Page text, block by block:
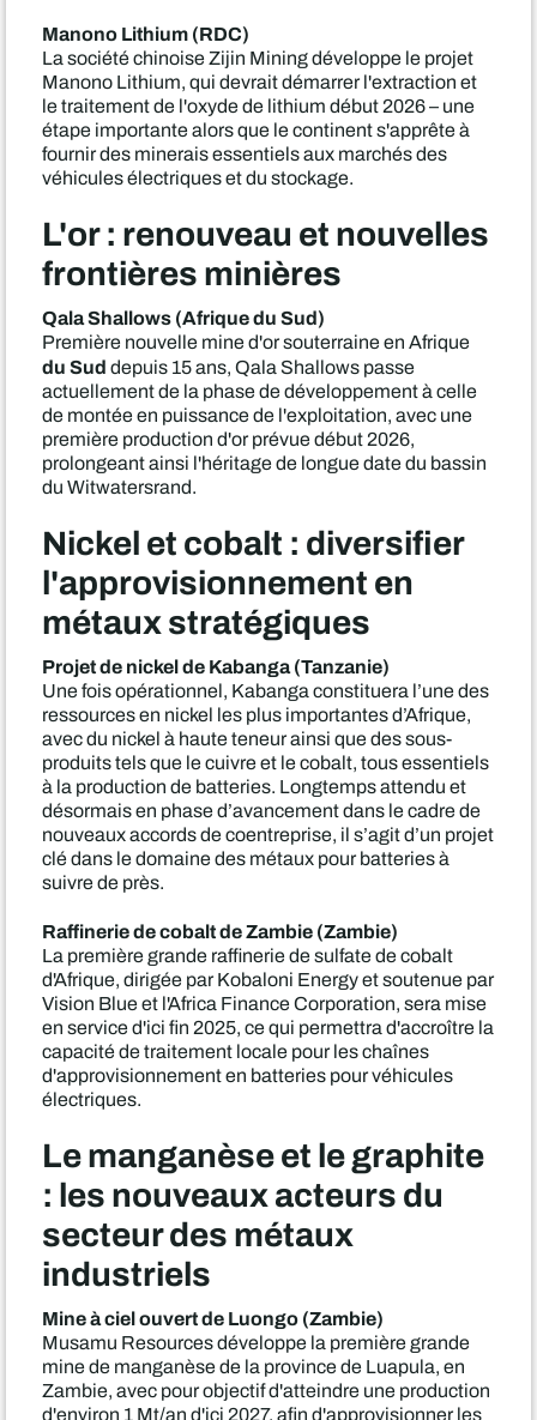
Manono Lithium (RDC)
La société chinoise Zijin Mining développe le projet
Manono Lithium, qui devrait démarrer l'extraction et
le traitement de l'oxyde de lithium début 2026 – une
étape importante alors que le continent s'apprête à
fournir des minerais essentiels aux marchés des
véhicules électriques et du stockage.
L'or : renouveau et nouvelles
frontières minières
Qala Shallows (Afrique du Sud)
Première nouvelle mine d'or souterraine en Afrique
du Suddepuis 15 ans, Qala Shallows passe
actuellement de la phase de développement à celle
de montée en puissance de l'exploitation, avec une
première production d'or prévue début 2026,
prolongeant ainsi l'héritage de longue date du bassin
du Witwatersrand.
Nickel et cobalt : diversifier
l'approvisionnement en
métaux stratégiques
Projet de nickel de Kabanga (Tanzanie)
Une fois opérationnel, Kabanga constituera l’une des
ressources en nickel les plus importantes d’Afrique,
avec du nickel à haute teneur ainsi que des sous-
produits tels que le cuivre et le cobalt, tous essentiels
à la production de batteries. Longtemps attendu et
désormais en phase d’avancement dans le cadre de
nouveaux accords de coentreprise, il s’agit d’un projet
clé dans le domaine des métaux pour batteries à
suivre de près.
Raffinerie de cobalt de Zambie (Zambie)
La première grande raffinerie de sulfate de cobalt
d'Afrique, dirigée par Kobaloni Energy et soutenue par
Vision Blue et l'Africa Finance Corporation, sera mise
en service d'ici fin 2025, ce qui permettra d'accroître la
capacité de traitement locale pour les chaînes
d'approvisionnement en batteries pour véhicules
électriques.
Le manganèse et le graphite
: les nouveaux acteurs du
secteur des métaux
industriels
Mine à ciel ouvert de Luongo (Zambie)
Musamu Resources développe la première grande
mine de manganèse de la province de Luapula, en
Zambie, avec pour objectif d'atteindre une production